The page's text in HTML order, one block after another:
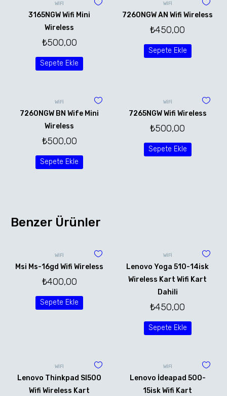
WİFİ
3165NGW Wifi Mini
Wireless
₺500,00
Sepete Ekle
WİFİ
7260NGW AN Wifi Wireless
₺450,00
Sepete Ekle
WİFİ
7260NGW BN Wife Mini
Wireless
₺500,00
Sepete Ekle
WİFİ
7265NGW Wifi Wireless
₺500,00
Sepete Ekle
Benzer Ürünler
WİFİ
Msi Ms-16gd Wifi Wireless
₺400,00
Sepete Ekle
WİFİ
Lenovo Yoga 510-14isk
Wireless Kart Wifi Kart
Dahili
₺450,00
Sepete Ekle
WİFİ
Lenovo Thinkpad Sl500
Wifi Wireless Kart
WİFİ
Lenovo İdeapad 500-
15isk Wifi Kart